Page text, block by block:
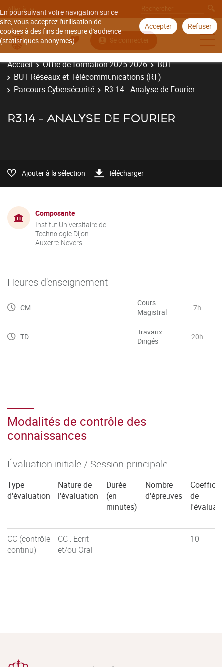
En poursuivant votre navigation sur ce
site, vous acceptez l'utilisation de
cookies à des fins de mesure d'audience
(statistiques anonymes).
Accepter Refuser
Aller à
Se connecter
Accueil Offre de formation 2025-2026
BUT
BUT Réseaux et Télécommunications (RT)
Parcours Cybersécurité
R3.14 - Analyse de Fourier
R3.14 - ANALYSE DE FOURIER
Ajouter à la sélection Télécharger
Composante
Institut Universitaire de
Technologie Dijon-
Auxerre-Nevers
Heures d'enseignement
CM
Cours
Magistral
7h
TD
Travaux
Dirigés
20h
Modalités de contrôle des
connaissances
Évaluation initiale / Session principale
Type
d'évaluation
Nature de
l'évaluation
Durée
(en
minutes)
Nombre
d'épreuves
de
CC (contrôle
continu)
CC : Ecrit
et/ou Oral
10